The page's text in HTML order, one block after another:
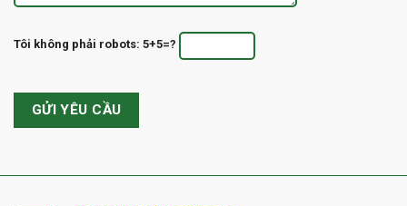
Tôi không phải robots: 5+5=?